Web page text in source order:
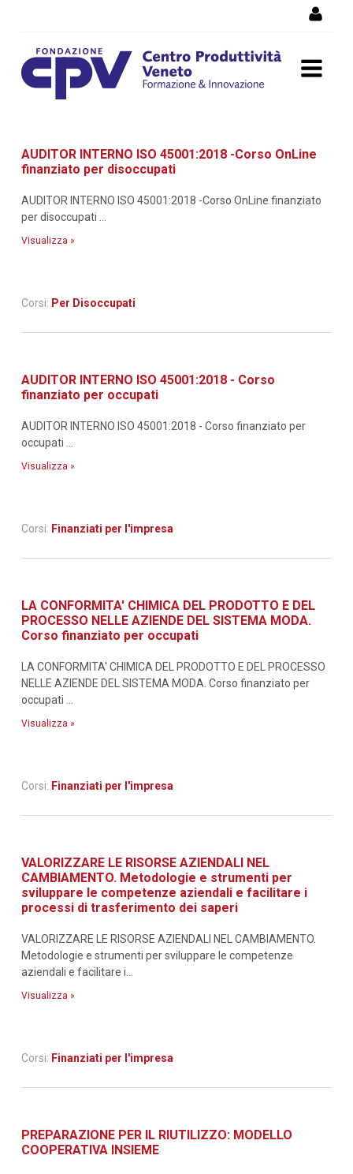
formazione
AUDITOR INTERNO ISO 45001:2018 -Corso OnLine
finanziato per disoccupati
AUDITOR INTERNO ISO 45001:2018 -Corso OnLine finanziato
per disoccupati ...
Visualizza »
Corsi: Per Disoccupati
AUDITOR INTERNO ISO 45001:2018 - Corso
finanziato per occupati
AUDITOR INTERNO ISO 45001:2018 - Corso finanziato per
occupati ...
Visualizza »
Corsi: Finanziati per l'impresa
LA CONFORMITA' CHIMICA DEL PRODOTTO E DEL
PROCESSO NELLE AZIENDE DEL SISTEMA MODA.
Corso finanziato per occupati
LA CONFORMITA' CHIMICA DEL PRODOTTO E DEL PROCESSO
NELLE AZIENDE DEL SISTEMA MODA. Corso finanziato per
occupati ...
Visualizza »
Corsi: Finanziati per l'impresa
VALORIZZARE LE RISORSE AZIENDALI NEL
CAMBIAMENTO. Metodologie e strumenti per
sviluppare le competenze aziendali e facilitare i
processi di trasferimento dei saperi
VALORIZZARE LE RISORSE AZIENDALI NEL CAMBIAMENTO.
Metodologie e strumenti per sviluppare le competenze
aziendali e facilitare i...
Visualizza »
Corsi: Finanziati per l'impresa
PREPARAZIONE PER IL RIUTILIZZO: MODELLO
COOPERATIVA INSIEME